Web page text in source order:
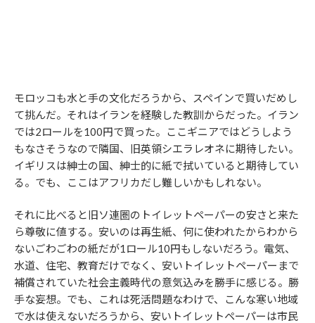
モロッコも水と手の文化だろうから、スペインで買いだめし
て挑んだ。それはイランを経験した教訓からだった。イラン
では2ロールを100円で買った。ここギニアではどうしよう
もなさそうなので隣国、旧英領シエラレオネに期待したい。
イギリスは紳士の国、紳士的に紙で拭いていると期待してい
る。でも、ここはアフリカだし難しいかもしれない。
それに比べると旧ソ連圏のトイレットペーパーの安さと来た
ら尊敬に値する。安いのは再生紙、何に使われたからわから
ないごわごわの紙だが1ロール10円もしないだろう。電気、
水道、住宅、教育だけでなく、安いトイレットペーパーまで
補償されていた社会主義時代の意気込みを勝手に感じる。勝
手な妄想。でも、これは死活問題なわけで、こんな寒い地域
で水は使えないだろうから、安いトイレットペーパーは市民